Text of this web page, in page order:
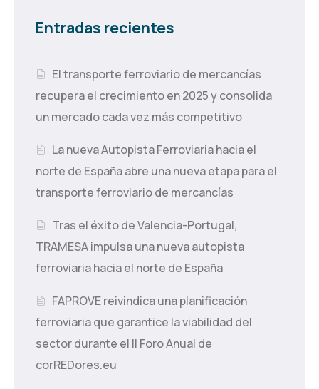
Entradas recientes
El transporte ferroviario de mercancías
recupera el crecimiento en 2025 y consolida
un mercado cada vez más competitivo
La nueva Autopista Ferroviaria hacia el
norte de España abre una nueva etapa para el
transporte ferroviario de mercancías
Tras el éxito de Valencia-Portugal,
TRAMESA impulsa una nueva autopista
ferroviaria hacia el norte de España
FAPROVE reivindica una planificación
ferroviaria que garantice la viabilidad del
sector durante el II Foro Anual de
corREDores.eu